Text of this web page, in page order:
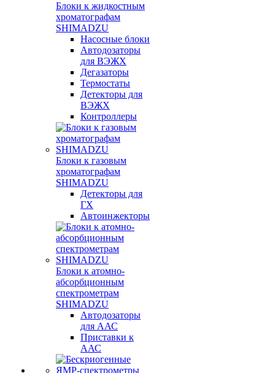
Блоки к жидкостным
хроматографам
SHIMADZU
Насосные блоки
Автодозаторы
для ВЭЖХ
Дегазаторы
Термостаты
Детекторы для
ВЭЖХ
Контроллеры
Блоки к газовым
хроматографам
SHIMADZU
Детекторы для
ГХ
Автоинжекторы
Блоки к атомно-
абсорбционным
спектрометрам
SHIMADZU
Автодозаторы
для ААС
Приставки к
ААС